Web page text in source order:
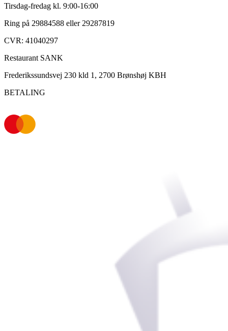
Tirsdag-fredag kl. 9:00-16:00
Ring på 29884588 eller 29287819
CVR: 41040297
Restaurant SANK
Frederikssundsvej 230 kld 1, 2700 Brønshøj KBH
BETALING